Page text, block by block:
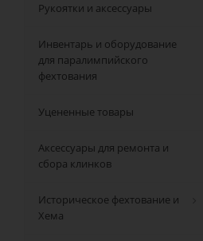
Рукоятки и аксессуары
Инвентарь и оборудование
для паралимпийского
фехтования
Уцененные товары
Аксессуары для ремонта и
сбора клинков
Историческое фехтование и
Хема